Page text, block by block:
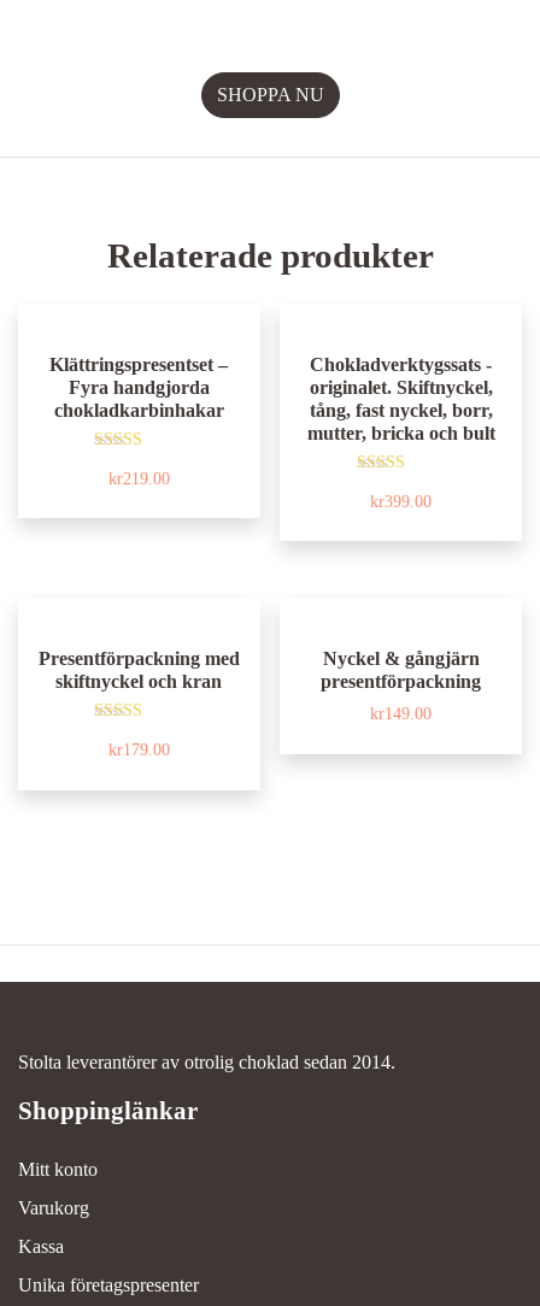
Relaterade produkter
Klättringspresentset –
Fyra handgjorda
chokladkarbinhakar
5.00
kr219.00
Chokladverktygssats -
originalet. Skiftnyckel,
tång, fast nyckel, borr,
mutter, bricka och bult
4.97
kr399.00
Presentförpackning med
skiftnyckel och kran
5.00
kr179.00
Nyckel & gångjärn
presentförpackning
kr149.00
Stolta leverantörer av otrolig choklad sedan 2014.
Mitt konto
Varukorg
Kassa
Unika företagspresenter